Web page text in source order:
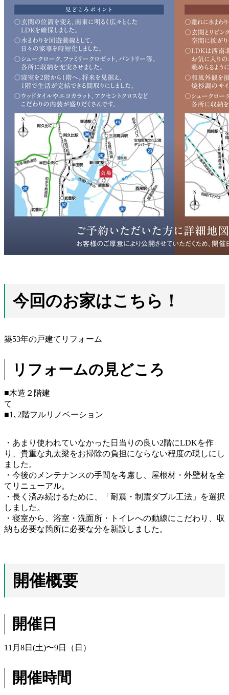
今回のお家はこちら！
築53年の戸建てリフォーム
リフォームの見どころ
■木造２階建
て
■1､2階フルリノベーション
・あまり使われていなかった日当りの良い2階にLDKを作
り、貴重な丸太梁をお掃除の負担にならない程度の現しにし
ました。
・今後のメンテナンスの手間を考慮し、屋根材・外壁材を全
てリニューアル。
・長く済み続けるために、「耐震・制震ダブル工法」を選択
しました。
・寝室から、浴室・洗面所・トイレへの動線にこだわり、収
納も必要な箇所に必要な分を新設しました。
開催概要
開催日
11月8日(土)〜9日（日）
開催時間